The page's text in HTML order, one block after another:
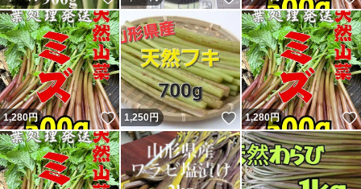
1,280円 いいね！
1,250円 いいね！
1,280円